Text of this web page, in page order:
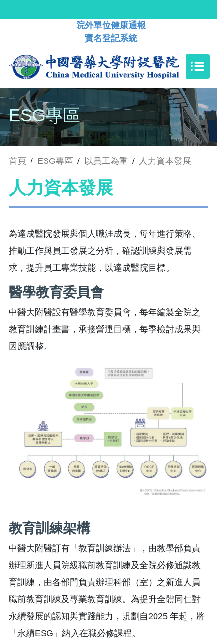
院外單位健康通報
實名登記系統
ESG專區
首頁 / ESG專區 / 以員工為重 / 人力資本發展
人力資本發展
為達成醫院發展與個人職涯成長，每年進行策略、
推動工作與員工發展之分析，確認訓練與發展需
求，提升員工專業技能，以達成醫院目標。
醫學教育委員會
中醫大附醫設有醫學教育委員會，每年編製全院之
教育訓練計畫書，承接營運目標，每季檢討成果與
因應調整。
教育訓練架構
中醫大附醫訂有「教育訓練辦法」，由教學部負責
辦理新進人員院級職前教育訓練及全院必修通識教
育訓練，由各部門負責辦理科部（室）之新進人員
職前教育訓練及專業教育訓練。為提升全體同仁對
永續發展的認知與實踐能力，規劃自2025 年起，將
「永續ESG」納入在職必修課程。